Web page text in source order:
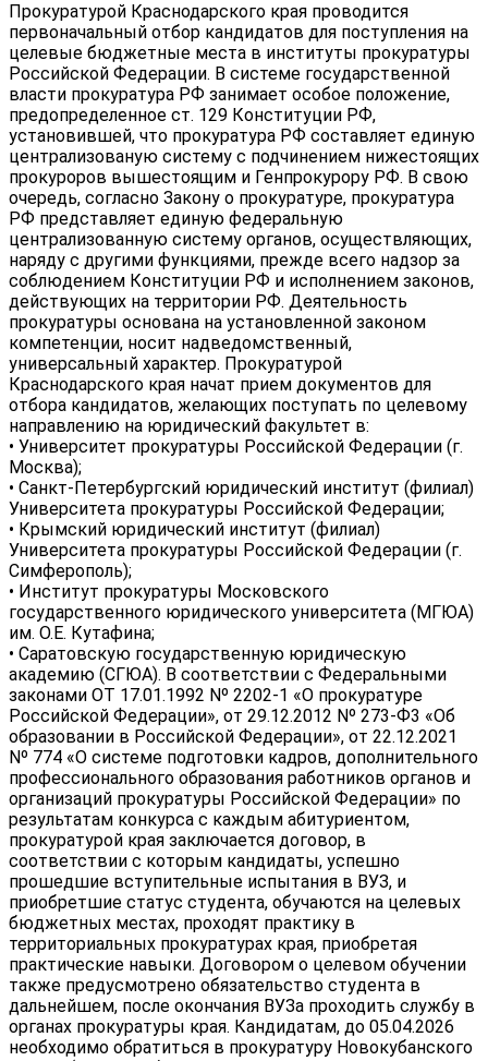
Прокуратурой Краснодарского края проводится
первоначальный отбор кандидатов для поступления на
целевые бюджетные места в институты прокуратуры
Российской Федерации. В системе государственной
власти прокуратура РФ занимает особое положение,
предопределенное ст. 129 Конституции РФ,
установившей, что прокуратура РФ составляет единую
централизованую систему с подчинением нижестоящих
прокуроров вышестоящим и Генпрокурору РФ. В свою
очередь, согласно Закону о прокуратуре, прокуратура
РФ представляет единую федеральную
централизованную систему органов, осуществляющих,
наряду с другими функциями, прежде всего надзор за
соблюдением Конституции РФ и исполнением законов,
действующих на территории РФ. Деятельность
прокуратуры основана на установленной законом
компетенции, носит надведомственный,
универсальный характер. Прокуратурой
Краснодарского края начат прием документов для
отбора кандидатов, желающих поступать по целевому
направлению на юридический факультет в:
• Университет прокуратуры Российской Федерации (г.
Москва);
• Санкт-Петербургский юридический институт (филиал)
Университета прокуратуры Российской Федерации;
• Крымский юридический институт (филиал)
Университета прокуратуры Российской Федерации (г.
Симферополь);
• Институт прокуратуры Московского
государственного юридического университета (МГЮА)
им. О.Е. Кутафина;
• Саратовскую государственную юридическую
академию (СГЮА). В соответствии с Федеральными
законами ОТ 17.01.1992 Nº 2202-1 «О прокуратуре
Российской Федерации», от 29.12.2012 Nº 273-Ф3 «Об
образовании в Российской Федерации», от 22.12.2021
Nº 774 «О системе подготовки кадров, дополнительного
профессионального образования работников органов и
организаций прокуратуры Российской Федерации» по
результатам конкурса с каждым абитуриентом,
прокуратурой края заключается договор, в
соответствии с которым кандидаты, успешно
прошедшие вступительные испытания в ВУЗ, и
приобретшие статус студента, обучаются на целевых
бюджетных местах, проходят практику в
территориальных прокуратурах края, приобретая
практические навыки. Договором о целевом обучении
также предусмотрено обязательство студента в
дальнейшем, после окончания ВУЗа проходить службу в
органах прокуратуры края. Кандидатам, до 05.04.2026
необходимо обратиться в прокуратуру Новокубанского